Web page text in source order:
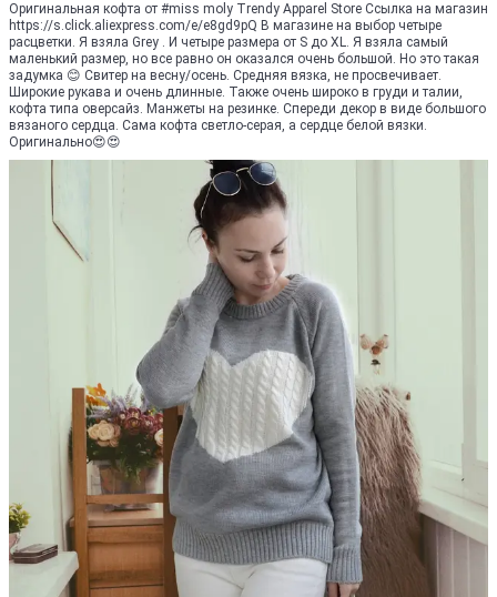
Оригинальная кофта от #miss moly Trendy Apparel Store Ссылка на магазин
https://s.click.aliexpress.com/e/e8gd9pQ В магазине на выбор четыре
расцветки. Я взяла Grey . И четыре размера от S до XL. Я взяла самый
маленький размер, но все равно он оказался очень большой. Но это такая
задумка 😊 Свитер на весну/осень. Средняя вязка, не просвечивает.
Широкие рукава и очень длинные. Также очень широко в груди и талии,
кофта типа оверсайз. Манжеты на резинке. Спереди декор в виде большого
вязаного сердца. Сама кофта светло-серая, а сердце белой вязки.
Оригинально😍😍